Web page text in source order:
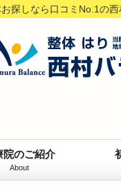
探しなら口コミNo.1の
院のご紹介
About